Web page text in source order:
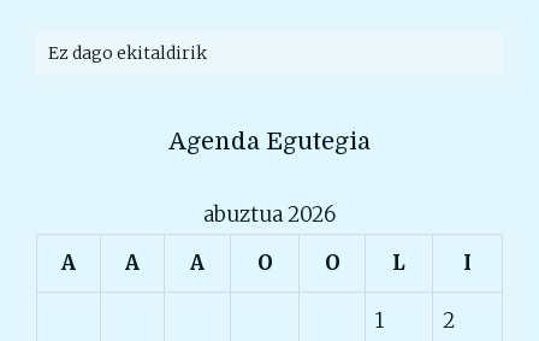
Ez dago ekitaldirik
Agenda Egutegia
abuztua 2026
A
A A O O L I
1 2